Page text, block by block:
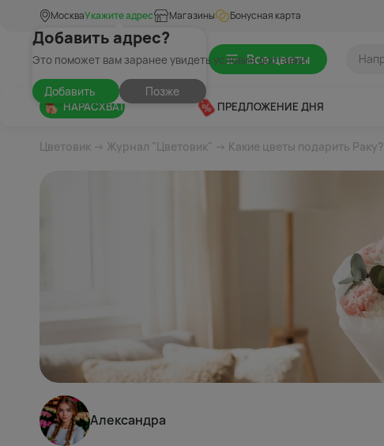
МоскваУкажите адрес
Добавить адрес?
Это поможет вам заранее увидеть условия доставки
Добавить Позже
Магазины Бонусная карта
Все цветы
НАРАСХВАТ ПРЕДЛОЖЕНИЕ ДНЯ
Цветовик → Журнал "Цветовик" → Какие цветы подарить Раку?
Александра